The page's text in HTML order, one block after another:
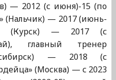
— 2012 (с июня)-15 (по
(Нальчик) — 2017 (июнь-
(Курск) — 2017 (с
главный тренер
— 2018 (с
(Москва) — с 2023